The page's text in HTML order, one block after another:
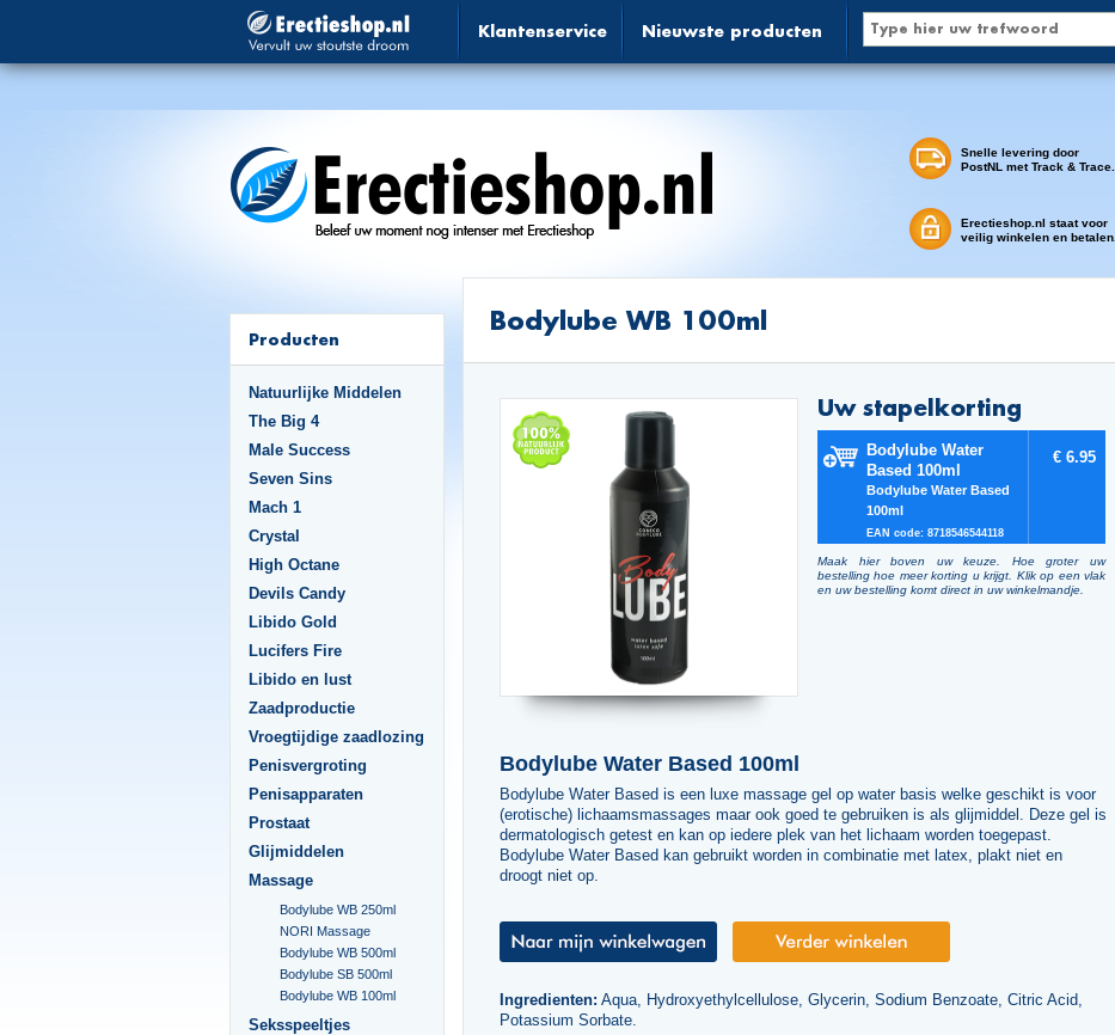
Klantenservice Nieuwste producten
Snelle levering door
PostNL met Track & Trace.
Erectieshop.nl staat voor
veilig winkelen en betalen.
Producten
Natuurlijke Middelen
The Big 4
Male Success
Seven Sins
Mach 1
Crystal
High Octane
Devils Candy
Libido Gold
Lucifers Fire
Libido en lust
Zaadproductie
Vroegtijdige zaadlozing
Penisvergroting
Penisapparaten
Prostaat
Glijmiddelen
Massage
Bodylube WB 250ml
NORI Massage
Bodylube WB 500ml
Bodylube SB 500ml
Bodylube WB 100ml
Seksspeeltjes
Bodylube WB 100ml
Uw stapelkorting
Bodylube Water
Based 100ml
Bodylube Water Based
100ml
EAN code: 8718546544118
€ 6.95
Maak hier boven uw keuze. Hoe groter uw
bestelling hoe meer korting u krijgt. Klik op een vlak
en uw bestelling komt direct in uw winkelmandje.
Bodylube Water Based 100ml
Bodylube Water Based is een luxe massage gel op water basis welke geschikt is voor
(erotische) lichaamsmassages maar ook goed te gebruiken is als glijmiddel. Deze gel is
dermatologisch getest en kan op iedere plek van het lichaam worden toegepast.
Bodylube Water Based kan gebruikt worden in combinatie met latex, plakt niet en
droogt niet op.
Ingredienten: Aqua, Hydroxyethylcellulose, Glycerin, Sodium Benzoate, Citric Acid,
Potassium Sorbate.